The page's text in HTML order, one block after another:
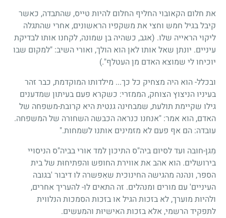
את חלום הקאובוי החליף החלום להיות טייס, שהתבדה, כאשר
קיבל בגיל חמש וחצי את משקפיו הראשונים, אחרי שהתגלה
ליקוי הראייה שלו. (אגב, כשהיה בן שמונה, לקחנו אותו לבדיקת
עיניים. יונתן שאל אותו לאן הוא הולך, ואורי השיב: "למקום שבו
יוכיחו לי שמוצא האדם מן העטלף".)
ובכלל- הוא היה מצחיק כל כך... מילדותו המוקדמת, כבר זהר
בעיניו הניצוץ הצוחק, הממזרי: כשקרא פעם בעיתון שמדענים
גילו שקיימת תולעת, שמבחינה גנטית היא קרובת-משפחה של
האדם, הוא אמר: "אנחנו כנראה הכבשה השחורה של המשפחה.
עובדה: הם אף פעם לא מזמינים אותנו לשמחות."
מִגן-חובה ועד לסיום ביה"ס התיכון למד אורי בביה"ס הניסויי
בירושלים. הוא אהב את אווירת החופש והפתיחוּת של בית
הספר, ונהנה מהגישה החינוכית שאִפשרה לו דיבור 'בגובה
העיניים' עם מורים ומנהלים. זה התאים לו- להעריך אחרים,
ולהיות מוערך, לא בזכות הגיל או בזכות הסמכות הנלווית
לתפקיד הרשמי, אלא בזכות האישיוּת והמעשים.